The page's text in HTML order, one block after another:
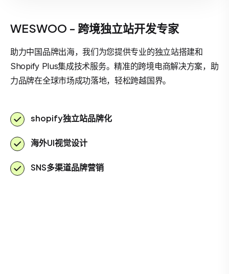
WESWOO - 跨境独立站开发专家
助力中国品牌出海，我们为您提供专业的独立站搭建和
Shopify Plus集成技术服务。精准的跨境电商解决方案，助
力品牌在全球市场成功落地，轻松跨越国界。
shopify独立站品牌化
海外UI视觉设计
SNS多渠道品牌营销